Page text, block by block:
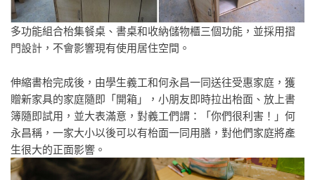
多功能組合枱集餐桌、書桌和收納儲物櫃三個功能，並採用摺
門設計，不會影響現有使用居住空間。
伸縮書枱完成後，由學生義工和何永昌一同送往受惠家庭，獲
贈新家具的家庭隨即「開箱」，小朋友即時拉出枱面、放上書
簿隨即試用，並大表滿意，對義工們謂：「你們很利害！」何
永昌稱，一家大小以後可以有枱面一同用膳，對他們家庭將產
生很大的正面影響。